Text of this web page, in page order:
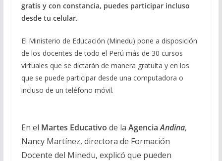
gratis y con constancia, puedes participar incluso
desde tu celular.
El Ministerio de Educación (Minedu) pone a disposición
de los docentes de todo el Perú más de 30 cursos
virtuales que se dictarán de manera gratuita y en los
que se puede participar desde una computadora o
incluso de un teléfono móvil.
En el Martes Educativo de la AgenciaAndina,
Nancy Martínez, directora de Formación
Docente del Minedu, explicó que pueden